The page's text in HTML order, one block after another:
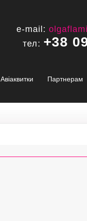
e-mail:
тел: +38
Авіаквитки Партнерам